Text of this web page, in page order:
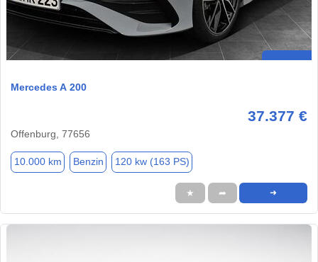
Mercedes A 200
37.377 €
Offenburg, 77656
10.000 km Benzin 120 kw (163 PS)
★ ➦ ➜